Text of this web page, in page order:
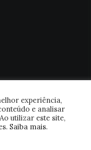
experiência,
e analisar
utilizar este site,
Saiba mais.